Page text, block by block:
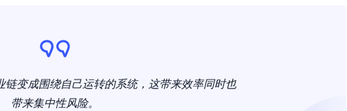
链变成围绕自己运转的系统，这带来效率同时也
带来集中性风险。